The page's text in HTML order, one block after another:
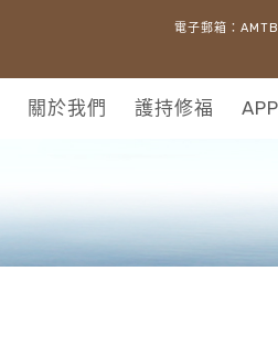
電子郵箱：
關於我們 護持修福 APP